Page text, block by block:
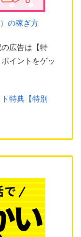
の稼ぎ方
広告は【特
イントをゲッ
特典【特別